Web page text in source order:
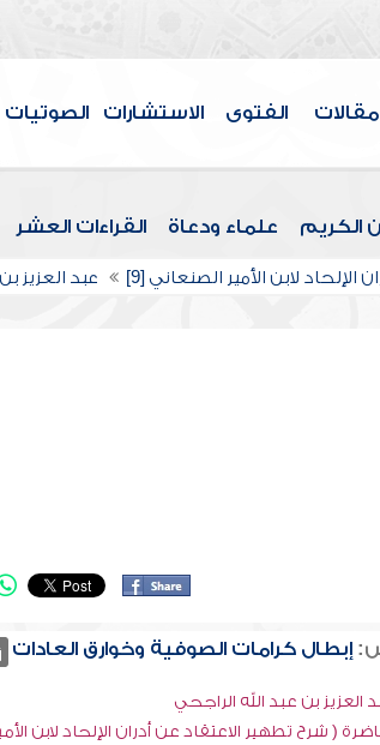
مقالات الفتوى الاستشارات الصوتيات
الكريم علماء ودعاة القراءات العشر
لابن الأمير الصنعاني [9] عبد العزيز
إبطال كرامات الصوفية وخوارق العادات
العزيز بن عبد الله الراجحي
( شرح تطهير الاعتقاد عن أدران الإلحاد لابن